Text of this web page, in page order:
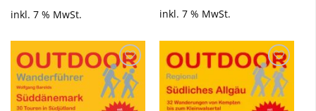
inkl. 7 % MwSt. inkl. 7 % MwSt.
Zu
Wunschliste
hinzufügen
Zu
Wunschliste
hinzufügen